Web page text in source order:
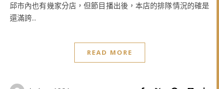
邱市內也有幾家分店，但節目播出後，本店的排隊情況的確是
還滿誇...
READ MORE